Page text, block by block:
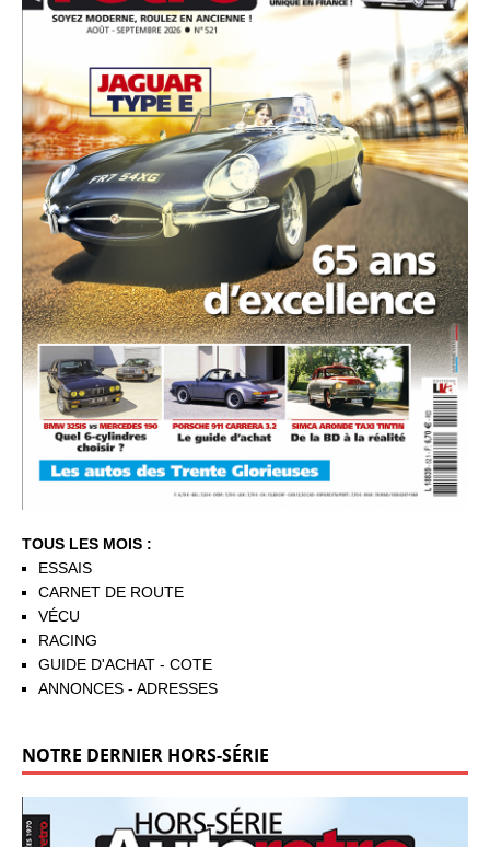
TOUS LES MOIS :
ESSAIS
CARNET DE ROUTE
VÉCU
RACING
GUIDE D'ACHAT - COTE
ANNONCES - ADRESSES
NOTRE DERNIER HORS-SÉRIE